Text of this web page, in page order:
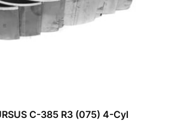
C-385 R3 (075) 4-Cyl